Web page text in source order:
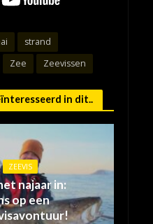
strand
Zee Zeevissen
in dit..
ZEEVIS
najaar in:
op een